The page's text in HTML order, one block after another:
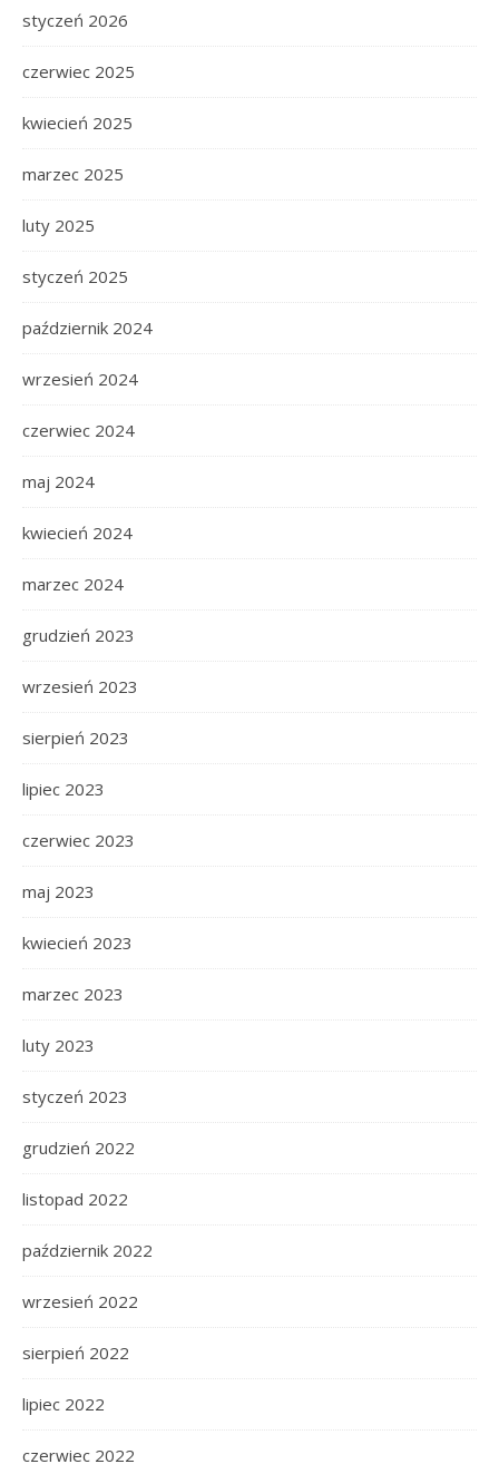
styczeń 2026
czerwiec 2025
kwiecień 2025
marzec 2025
luty 2025
styczeń 2025
październik 2024
wrzesień 2024
czerwiec 2024
maj 2024
kwiecień 2024
marzec 2024
grudzień 2023
wrzesień 2023
sierpień 2023
lipiec 2023
czerwiec 2023
maj 2023
kwiecień 2023
marzec 2023
luty 2023
styczeń 2023
grudzień 2022
listopad 2022
październik 2022
wrzesień 2022
sierpień 2022
lipiec 2022
czerwiec 2022